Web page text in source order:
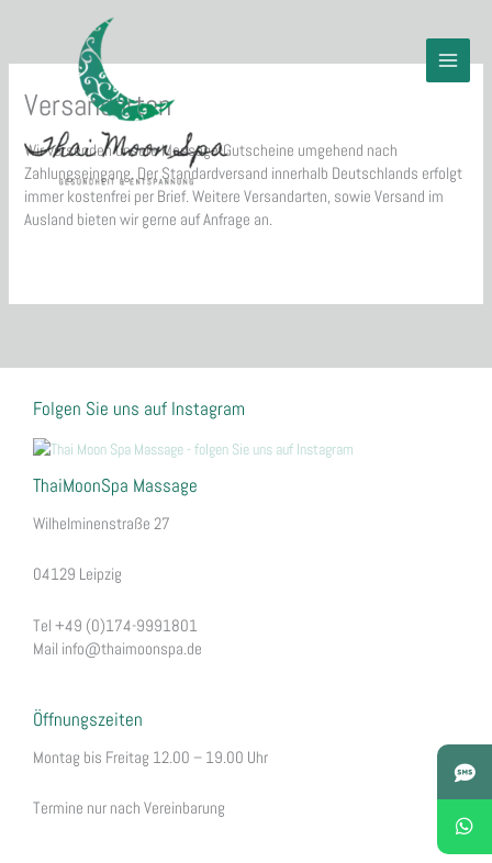
Versandarten
Wir versenden unsere Massage-Gutscheine umgehend nach
Zahlungseingang. Der Standardversand innerhalb Deutschlands erfolgt
immer kostenfrei per Brief. Weitere Versandarten, sowie Versand im
Ausland bieten wir gerne auf Anfrage an.
Folgen Sie uns auf Instagram
ThaiMoonSpa Massage
Wilhelminenstraße 27
04129 Leipzig
Tel +49 (0)174-9991801
Mail info@thaimoonspa.de
Öffnungszeiten
Montag bis Freitag 12.00 – 19.00 Uhr
Termine nur nach Vereinbarung